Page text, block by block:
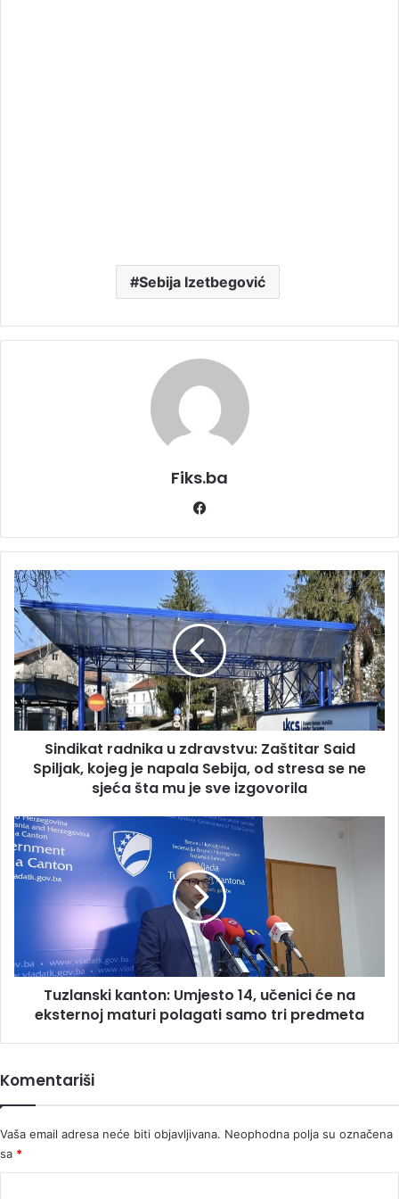
Sebija Izetbegović
Fiks.ba
Sindikat
radnika
u
zdravstvu:
Zaštitar
Said
Spiljak,
kojeg
je
napala
Sebija,
se
ne
sjeća
šta
izgovorila
Sindikat radnika u zdravstvu: Zaštitar Said
Spiljak, kojeg je napala Sebija, od stresa se ne
sjeća šta mu je sve izgovorila
Tuzlanski
kanton:
Umjesto
14,
eksternoj
maturi
polagati
samo
Tuzlanski kanton: Umjesto 14, učenici će na
eksternoj maturi polagati samo tri predmeta
Komentariši
Vaša email adresa neće biti objavljivana. Neophodna polja su označena
sa *